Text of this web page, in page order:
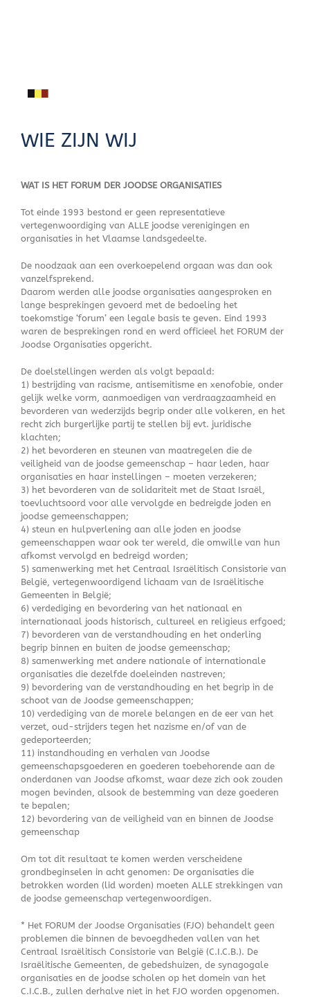
WIE ZIJN WIJ
WAT IS HET FORUM DER JOODSE ORGANISATIES
Tot einde 1993 bestond er geen representatieve
vertegenwoordiging van ALLE joodse verenigingen en
organisaties in het Vlaamse landsgedeelte.
De noodzaak aan een overkoepelend orgaan was dan ook
vanzelfsprekend.
Daarom werden alle joodse organisaties aangesproken en
lange besprekingen gevoerd met de bedoeling het
toekomstige ‘forum’ een legale basis te geven. Eind 1993
waren de besprekingen rond en werd officieel het FORUM der
Joodse Organisaties opgericht.
De doelstellingen werden als volgt bepaald:
1) bestrijding van racisme, antisemitisme en xenofobie, onder
gelijk welke vorm, aanmoedigen van verdraagzaamheid en
bevorderen van wederzijds begrip onder alle volkeren, en het
recht zich burgerlijke partij te stellen bij evt. juridische
klachten;
2) het bevorderen en steunen van maatregelen die de
veiligheid van de joodse gemeenschap – haar leden, haar
organisaties en haar instellingen – moeten verzekeren;
3) het bevorderen van de solidariteit met de Staat Israël,
toevluchtsoord voor alle vervolgde en bedreigde joden en
joodse gemeenschappen;
4) steun en hulpverlening aan alle joden en joodse
gemeenschappen waar ook ter wereld, die omwille van hun
afkomst vervolgd en bedreigd worden;
5) samenwerking met het Centraal Israëlitisch Consistorie van
België, vertegenwoordigend lichaam van de Israëlitische
Gemeenten in België;
6) verdediging en bevordering van het nationaal en
internationaal joods historisch, cultureel en religieus erfgoed;
7) bevorderen van de verstandhouding en het onderling
begrip binnen en buiten de joodse gemeenschap;
8) samenwerking met andere nationale of internationale
organisaties die dezelfde doeleinden nastreven;
9) bevordering van de verstandhouding en het begrip in de
schoot van de Joodse gemeenschappen;
10) verdediging van de morele belangen en de eer van het
verzet, oud-strijders tegen het nazisme en/of van de
gedeporteerden;
11) instandhouding en verhalen van Joodse
gemeenschapsgoederen en goederen toebehorende aan de
onderdanen van Joodse afkomst, waar deze zich ook zouden
mogen bevinden, alsook de bestemming van deze goederen
te bepalen;
12) bevordering van de veiligheid van en binnen de Joodse
gemeenschap
Om tot dit resultaat te komen werden verscheidene
grondbeginselen in acht genomen: De organisaties die
betrokken worden (lid worden) moeten ALLE strekkingen van
de joodse gemeenschap vertegenwoordigen.
* Het FORUM der Joodse Organisaties (FJO) behandelt geen
problemen die binnen de bevoegdheden vallen van het
Centraal Israëlitisch Consistorie van België (C.I.C.B.). De
Israëlitische Gemeenten, de gebedshuizen, de synagogale
organisaties en de joodse scholen op het domein van het
C.I.C.B., zullen derhalve niet in het FJO worden opgenomen.